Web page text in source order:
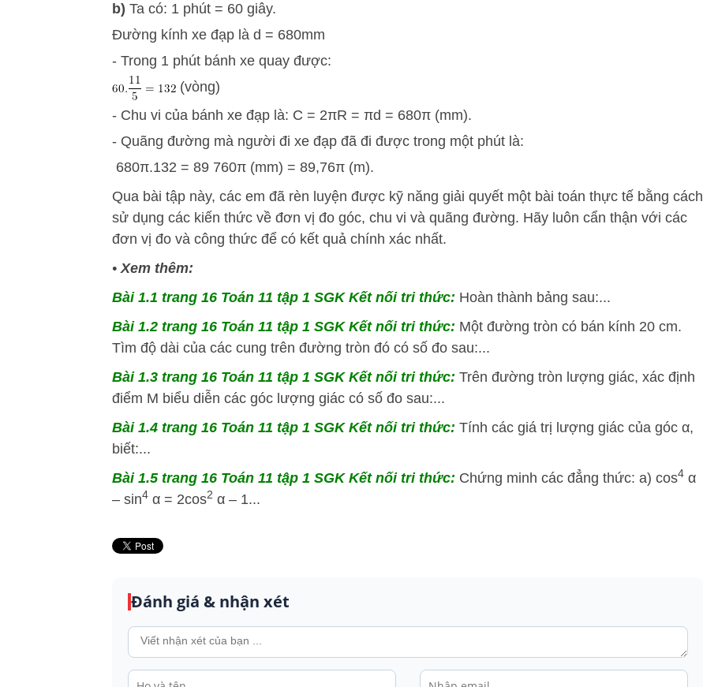
b) Ta có: 1 phút = 60 giây.
Đường kính xe đạp là d = 680mm
- Trong 1 phút bánh xe quay được:
(vòng)
- Chu vi của bánh xe đạp là: C = 2πR = πd = 680π (mm).
- Quãng đường mà người đi xe đạp đã đi được trong một phút là:
680π.132 = 89 760π (mm) = 89,76π (m).
Qua bài tập này, các em đã rèn luyện được kỹ năng giải quyết một bài toán thực tế bằng cách
sử dụng các kiến thức về đơn vị đo góc, chu vi và quãng đường. Hãy luôn cẩn thận với các
đơn vị đo và công thức để có kết quả chính xác nhất.
•Xem thêm:
Bài 1.1 trang 16 Toán 11 tập 1 SGK Kết nối tri thức: Hoàn thành bảng sau:...
Bài 1.2 trang 16 Toán 11 tập 1 SGK Kết nối tri thức: Một đường tròn có bán kính 20 cm.
Tìm độ dài của các cung trên đường tròn đó có số đo sau:...
Bài 1.3 trang 16 Toán 11 tập 1 SGK Kết nối tri thức: Trên đường tròn lượng giác, xác định
điểm M biểu diễn các góc lượng giác có số đo sau:...
Bài 1.4 trang 16 Toán 11 tập 1 SGK Kết nối tri thức: Tính các giá trị lượng giác của góc α,
biết:...
Bài 1.5 trang 16 Toán 11 tập 1 SGK Kết nối tri thức: Chứng minh các đẳng thức: a) cos4 α
– sin4 α = 2cos2 α – 1...
Đánh giá & nhận xét